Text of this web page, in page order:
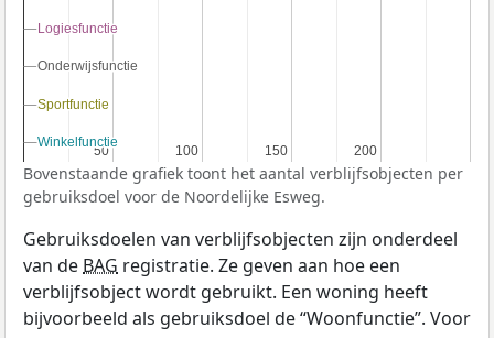
50
50 100
100 150
150 200
200
Logiesfunctie
Logiesfunctie
Onderwijsfunctie
Onderwijsfunctie
Sportfunctie
Sportfunctie
Winkelfunctie
Winkelfunctie
Bovenstaande grafiek toont het aantal verblijfsobjecten per
gebruiksdoel voor de Noordelijke Esweg.
Gebruiksdoelen van verblijfsobjecten zijn onderdeel
van de BAG registratie. Ze geven aan hoe een
verblijfsobject wordt gebruikt. Een woning heeft
bijvoorbeeld als gebruiksdoel de “Woonfunctie”. Voor